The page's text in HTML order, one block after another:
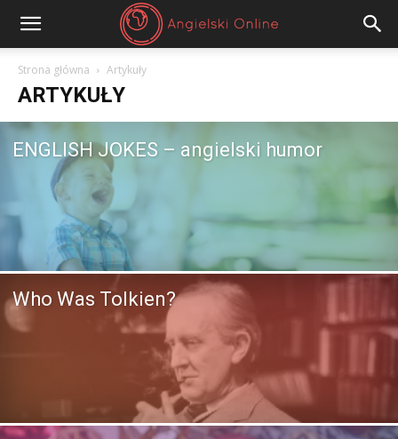
Angielski
Online
Strona główna Artykuły
ARTYKUŁY
ENGLISH JOKES – angielski humor
Who Was Tolkien?